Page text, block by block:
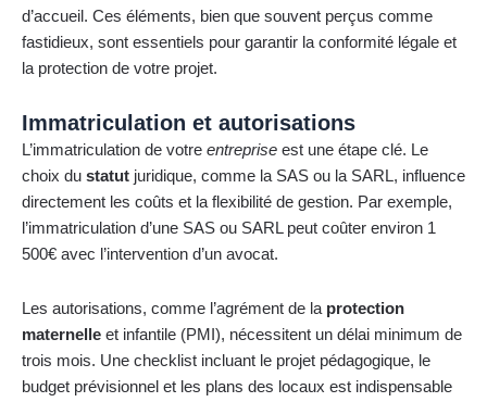
d’accueil. Ces éléments, bien que souvent perçus comme
fastidieux, sont essentiels pour garantir la conformité légale et
la protection de votre projet.
Immatriculation et autorisations
L’immatriculation de votre entreprise est une étape clé. Le
choix du statut juridique, comme la SAS ou la SARL, influence
directement les coûts et la flexibilité de gestion. Par exemple,
l’immatriculation d’une SAS ou SARL peut coûter environ 1
500€ avec l’intervention d’un avocat.
Les autorisations, comme l’agrément de la protection
maternelle et infantile (PMI), nécessitent un délai minimum de
trois mois. Une checklist incluant le projet pédagogique, le
budget prévisionnel et les plans des locaux est indispensable